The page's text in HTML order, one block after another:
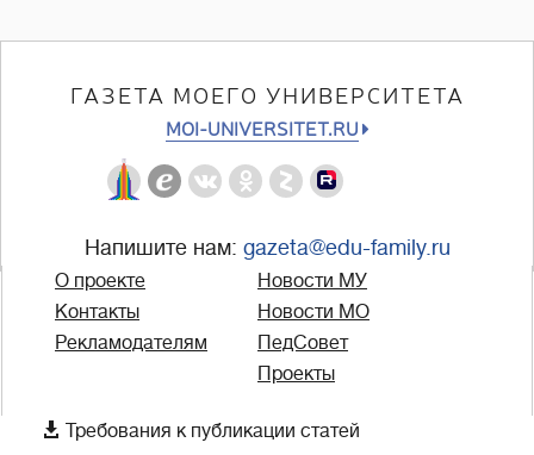
ГАЗЕТА МОЕГО УНИВЕРСИТЕТА
MOI-UNIVERSITET.RU
Напишите нам: gazeta@edu-family.ru
О проекте
Контакты
Рекламодателям
Новости МУ
Новости МО
ПедСовет
Проекты
 Требования к публикации статей